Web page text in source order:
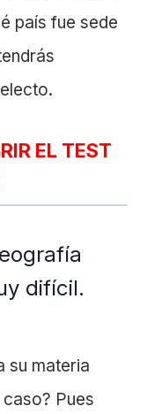
país fue sede
EL TEST
difícil.
su materia
Pues